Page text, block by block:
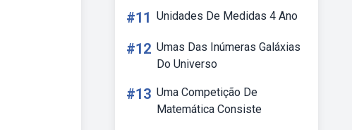
#11 Unidades De Medidas 4 Ano
#12 Umas Das Inúmeras Galáxias
Do Universo
#13 Uma Competição De
Matemática Consiste